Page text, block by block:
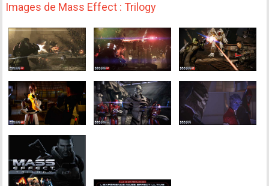
Images de Mass Effect : Trilogy